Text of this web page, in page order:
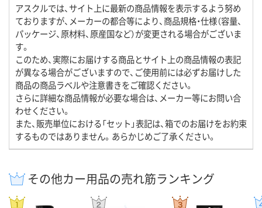
アスクルでは、サイト上に最新の商品情報を表示するよう努め
ておりますが、メーカーの都合等により、商品規格・仕様（容量、
パッケージ、原材料、原産国など）が変更される場合がございま
す。
このため、実際にお届けする商品とサイト上の商品情報の表記
が異なる場合がございますので、ご使用前には必ずお届けした
商品の商品ラベルや注意書きをご確認ください。
さらに詳細な商品情報が必要な場合は、メーカー等にお問い合
わせください。
また、販売単位における「セット」表記は、箱でのお届けをお約束
するものではありません。あらかじめご了承ください。
その他カー用品の売れ筋ランキング